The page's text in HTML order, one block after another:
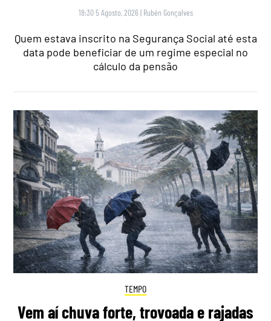
18:30 5 Agosto, 2026 | Rubén Gonçalves
Quem estava inscrito na Segurança Social até esta
data pode beneficiar de um regime especial no
cálculo da pensão
TEMPO
Vem aí chuva forte, trovoada e rajadas